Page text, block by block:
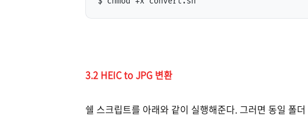
3.2 HEIC to JPG 변환
쉘 스크립트를 아래와 같이 실행해준다. 그러면 동일 폴